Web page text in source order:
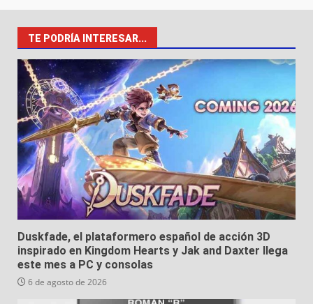
TE PODRÍA INTERESAR...
Duskfade, el plataformero español de acción 3D
inspirado en Kingdom Hearts y Jak and Daxter llega
este mes a PC y consolas
6 de agosto de 2026